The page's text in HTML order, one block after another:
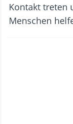
Kontakt treten
Menschen